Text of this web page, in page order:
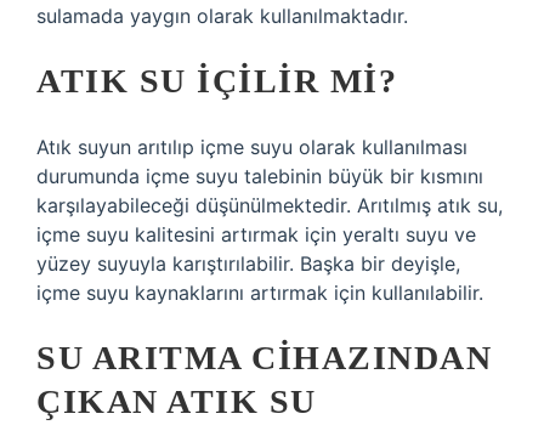
sulamada yaygın olarak kullanılmaktadır.
ATIK SU IÇILIR MI?
Atık suyun arıtılıp içme suyu olarak kullanılması
durumunda içme suyu talebinin büyük bir kısmını
karşılayabileceği düşünülmektedir. Arıtılmış atık su,
içme suyu kalitesini artırmak için yeraltı suyu ve
yüzey suyuyla karıştırılabilir. Başka bir deyişle,
içme suyu kaynaklarını artırmak için kullanılabilir.
SU ARITMA CIHAZINDAN
ÇIKAN ATIK SU